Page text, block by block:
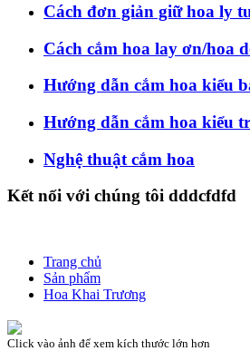
Cách đơn giản giữ hoa ly
Cách cắm hoa lay ơn/hoa
Hướng dẫn cắm hoa kiểu
Hướng dẫn cắm hoa kiểu
Nghệ thuật cắm hoa
Kết nối với chúng tôi dddcfdfd
Trang chủ
Sản phẩm
Hoa Khai Trương
Click vào ảnh để xem kích thước lớn hơn